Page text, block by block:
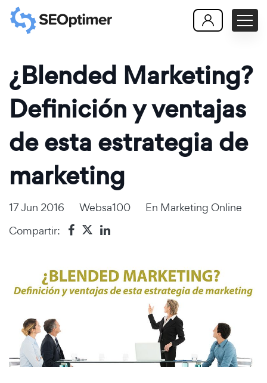
¿Blended Marketing?
Definición y ventajas
de esta estrategia de
marketing
17 Jun 2016 Websa100 En Marketing Online
Compartir: